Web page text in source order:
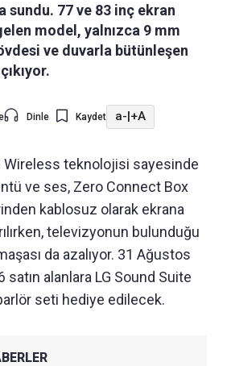
sundu. 77 ve 83 inç ekran
model, yalnızca 9 mm
ve duvarla bütünleşen
Dinle Kaydet a-|+A
Wireless teknolojisi sayesinde
ve ses, Zero Connect Box
kablosuz olarak ekrana
televizyonun bulunduğu
da azalıyor. 31 Ağustos
satın alanlara LG Sound Suite
seti hediye edilecek.